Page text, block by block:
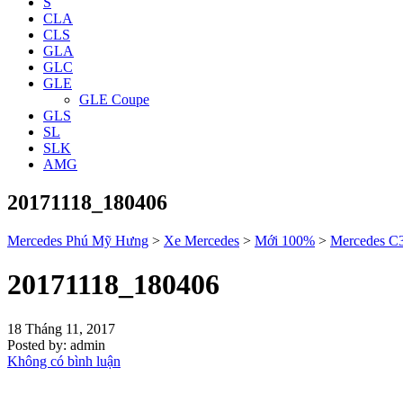
CLA
CLS
GLA
GLC
GLE
GLE Coupe
GLS
SL
SLK
AMG
20171118_180406
Mercedes Phú Mỹ Hưng > Xe Mercedes > Mới 100% > Mercedes
20171118_180406
18 Tháng 11, 2017
Posted by: admin
Không có bình luận